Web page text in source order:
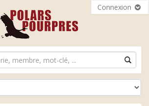
Connexion